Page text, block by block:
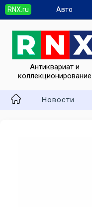
RNX.ru Авто
Антиквариат и
коллекционирование
Новости